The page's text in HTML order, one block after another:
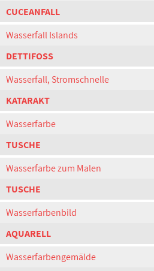
CUCEANFALL
Wasserfall Islands
DETTIFOSS
Wasserfall, Stromschnelle
KATARAKT
Wasserfarbe
TUSCHE
Wasserfarbe zum Malen
TUSCHE
Wasserfarbenbild
AQUARELL
Wasserfarbengemälde